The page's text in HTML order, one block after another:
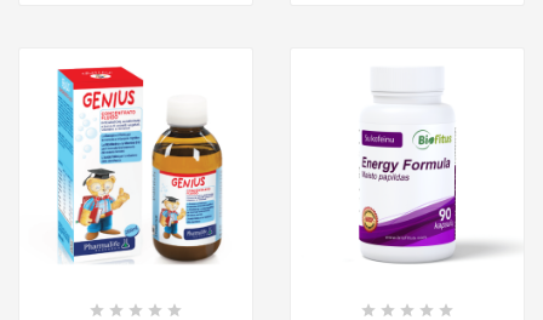
         